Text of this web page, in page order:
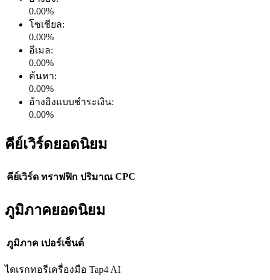
0.00%
โซเชียล:
0.00%
อีเมล:
0.00%
ค้นหา:
0.00%
อ้างอิงแบบชำระเงิน:
0.00%
คีย์เวิร์ดยอดนิยม
คีย์เวิร์ด ทราฟฟิก ปริมาณ CPC
ภูมิภาคยอดนิยม
ภูมิภาค เปอร์เซ็นต์
ไดเรกทอรีเครื่องมือ Tap4 AI